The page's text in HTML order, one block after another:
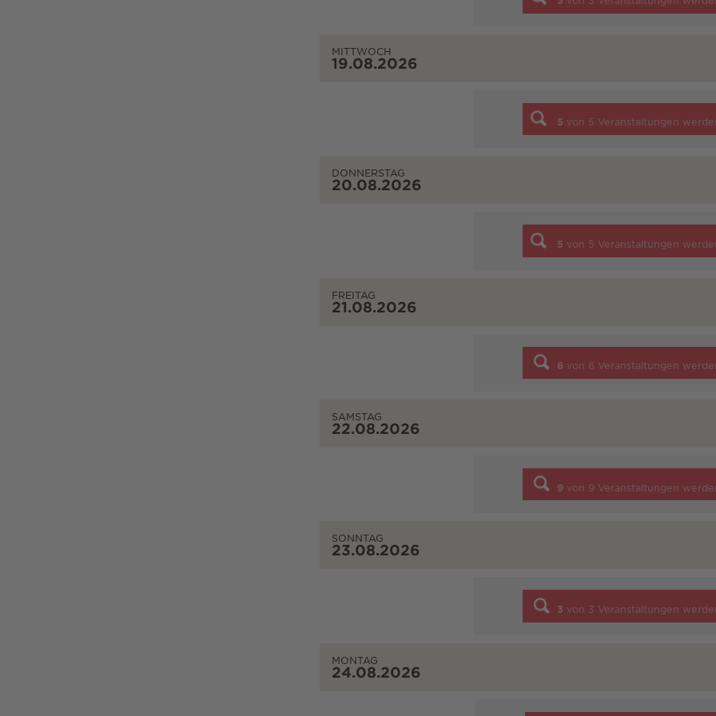
MITTWOCH
19.08.2026
5 von 5 Veranstaltungen
DONNERSTAG
20.08.2026
5 von 5 Veranstaltungen
FREITAG
21.08.2026
6 von 6 Veranstaltungen
SAMSTAG
22.08.2026
9 von 9 Veranstaltungen
SONNTAG
23.08.2026
3 von 3 Veranstaltungen
MONTAG
24.08.2026